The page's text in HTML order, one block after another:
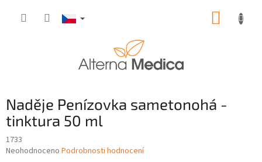
Naděje Penízovka sametonohá -
tinktura 50 ml
1733
Průměrné
Neohodnoceno Podrobnosti hodnocení